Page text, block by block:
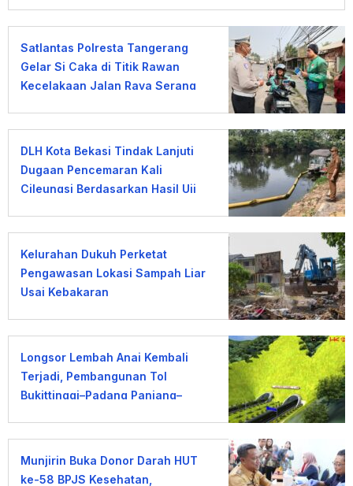
Satlantas Polresta Tangerang
Gelar Si Caka di Titik Rawan
Kecelakaan Jalan Raya Serang
DLH Kota Bekasi Tindak Lanjuti
Dugaan Pencemaran Kali
Cileungsi Berdasarkan Hasil Uji
Kelurahan Dukuh Perketat
Pengawasan Lokasi Sampah Liar
Usai Kebakaran
Longsor Lembah Anai Kembali
Terjadi, Pembangunan Tol
Bukittinggi–Padang Panjang–
Munjirin Buka Donor Darah HUT
ke-58 BPJS Kesehatan,